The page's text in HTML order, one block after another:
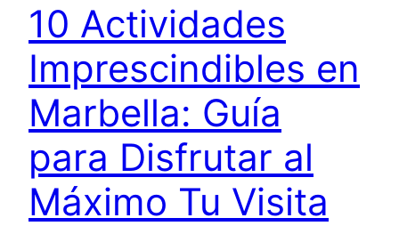
10 Actividades
Imprescindibles en
Marbella: Guía
para Disfrutar al
Máximo Tu Visita